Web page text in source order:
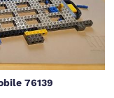
76139